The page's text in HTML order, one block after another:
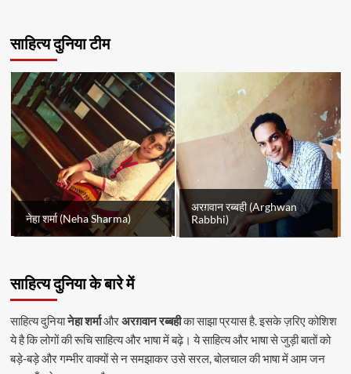
साहित्य दुनिया टीम
नेहा शर्मा (Neha Sharma)
अरग़वान रब्बही (Arghwan
Rabbhi)
साहित्य दुनिया के बारे में
साहित्य दुनियानेहा शर्माऔरअरग़वान रब्बहीका साझा प्रयास है. इसके ज़रिए कोशिश
ये है कि लोगों की रूचि साहित्य और भाषा में बढ़े। ये साहित्य और भाषा से जुड़ी बातों को
बड़े-बड़े और गम्भीर वाक्यों से न समझाकर उसे सरल, बोलचाल की भाषा में आम जन